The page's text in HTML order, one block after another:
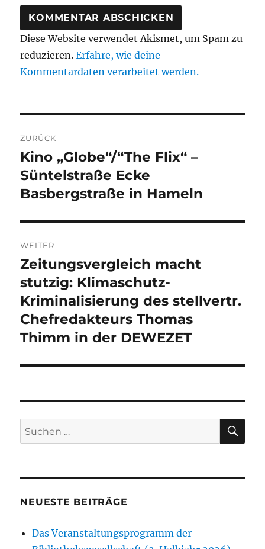
Diese Website verwendet Akismet, um Spam zu
reduzieren.Erfahre, wie deine
Kommentardaten verarbeitet werden.
ZURÜCK
Vorheriger
Beitrag:
Kino „Globe“/“The Flix“ –
Süntelstraße Ecke
Basbergstraße in Hameln
WEITER
Nächster
Beitrag:
Zeitungsvergleich macht
stutzig: Klimaschutz-
Kriminalisierung des stellvertr.
Chefredakteurs Thomas
Thimm in der DEWEZET
Suchen
nach:
NEUESTE BEITRÄGE
Das Veranstaltungsprogramm der